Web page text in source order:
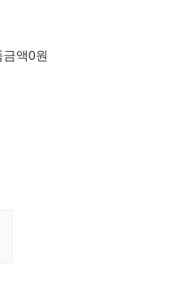
금액0원